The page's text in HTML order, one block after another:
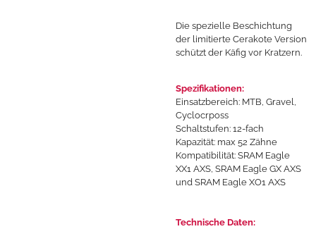
Die spezielle Beschichtung
der limitierte Cerakote Version
schützt der Käfig vor Kratzern.
Spezifikationen:
Einsatzbereich: MTB, Gravel,
Cyclocrposs
Schaltstufen: 12-fach
Kapazität: max 52 Zähne
Kompatibilität: SRAM Eagle
XX1 AXS, SRAM Eagle GX AXS
und SRAM Eagle XO1 AXS
Technische Daten: